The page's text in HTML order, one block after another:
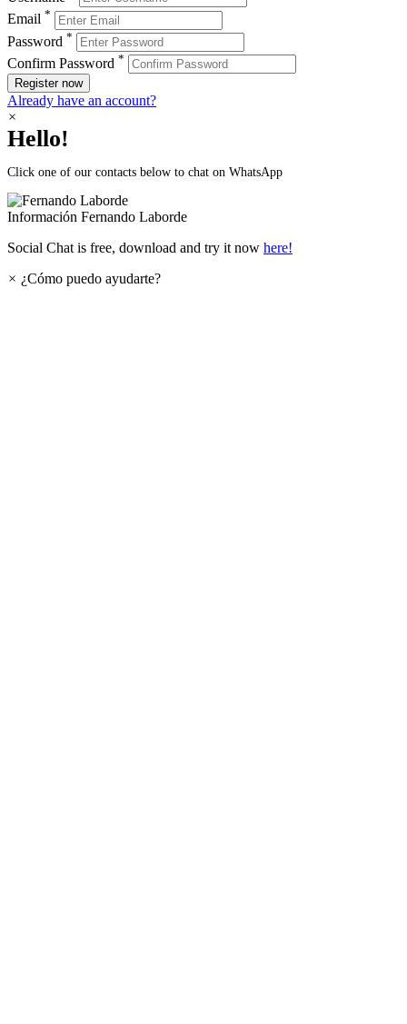
Email *
Password *
Confirm Password *
Register now
Already have an account?
×
Hello!
Click one of our contacts below to chat on WhatsApp
Información Fernando Laborde
Social Chat is free, download and try it now here!
× ¿Cómo puedo ayudarte?